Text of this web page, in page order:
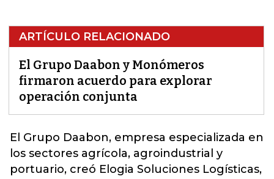
ARTÍCULO RELACIONADO
El Grupo Daabon y Monómeros
firmaron acuerdo para explorar
operación conjunta
El Grupo Daabon, empresa especializada en
los sectores agrícola, agroindustrial y
portuario, creó Elogia Soluciones Logísticas,